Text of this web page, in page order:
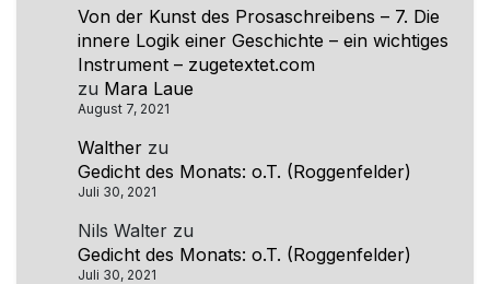
Von der Kunst des Prosaschreibens – 7. Die
innere Logik einer Geschichte – ein wichtiges
Instrument – zugetextet.com
zu Mara Laue
August 7, 2021
Walther zu
Gedicht des Monats: o.T. (Roggenfelder)
Juli 30, 2021
Nils Walter zu
Gedicht des Monats: o.T. (Roggenfelder)
Juli 30, 2021